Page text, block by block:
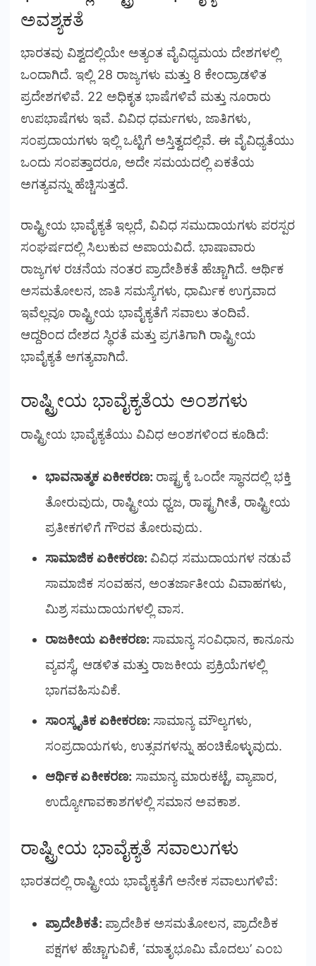
ಅವಶ್ಯಕತೆ
ಭಾರತವು ವಿಶ್ವದಲ್ಲಿಯೇ ಅತ್ಯಂತ ವೈವಿಧ್ಯಮಯ ದೇಶಗಳಲ್ಲಿ
ಒಂದಾಗಿದೆ. ಇಲ್ಲಿ 28 ರಾಜ್ಯಗಳು ಮತ್ತು 8 ಕೇಂದ್ರಾಡಳಿತ
ಪ್ರದೇಶಗಳಿವೆ. 22 ಅಧಿಕೃತ ಭಾಷೆಗಳಿವೆ ಮತ್ತು ನೂರಾರು
ಉಪಭಾಷೆಗಳು ಇವೆ. ವಿವಿಧ ಧರ್ಮಗಳು, ಜಾತಿಗಳು,
ಸಂಪ್ರದಾಯಗಳು ಇಲ್ಲಿ ಒಟ್ಟಿಗೆ ಅಸ್ತಿತ್ವದಲ್ಲಿವೆ. ಈ ವೈವಿಧ್ಯತೆಯು
ಒಂದು ಸಂಪತ್ತಾದರೂ, ಅದೇ ಸಮಯದಲ್ಲಿ ಏಕತೆಯ
ಅಗತ್ಯವನ್ನು ಹೆಚ್ಚಿಸುತ್ತದೆ.
ರಾಷ್ಟ್ರೀಯ ಭಾವೈಕ್ಯತೆ ಇಲ್ಲದೆ, ವಿವಿಧ ಸಮುದಾಯಗಳು ಪರಸ್ಪರ
ಸಂಘರ್ಷದಲ್ಲಿ ಸಿಲುಕುವ ಅಪಾಯವಿದೆ. ಭಾಷಾವಾರು
ರಾಜ್ಯಗಳ ರಚನೆಯ ನಂತರ ಪ್ರಾದೇಶಿಕತೆ ಹೆಚ್ಚಾಗಿದೆ. ಆರ್ಥಿಕ
ಅಸಮತೋಲನ, ಜಾತಿ ಸಮಸ್ಯೆಗಳು, ಧಾರ್ಮಿಕ ಉಗ್ರವಾದ
ಇವೆಲ್ಲವೂ ರಾಷ್ಟ್ರೀಯ ಭಾವೈಕ್ಯತೆಗೆ ಸವಾಲು ತಂದಿವೆ.
ಆದ್ದರಿಂದ ದೇಶದ ಸ್ಥಿರತೆ ಮತ್ತು ಪ್ರಗತಿಗಾಗಿ ರಾಷ್ಟ್ರೀಯ
ಭಾವೈಕ್ಯತೆ ಅಗತ್ಯವಾಗಿದೆ.
ರಾಷ್ಟ್ರೀಯ ಭಾವೈಕ್ಯತೆಯ ಅಂಶಗಳು
ರಾಷ್ಟ್ರೀಯ ಭಾವೈಕ್ಯತೆಯು ವಿವಿಧ ಅಂಶಗಳಿಂದ ಕೂಡಿದೆ:
ಭಾವನಾತ್ಮಕ ಏಕೀಕರಣ: ರಾಷ್ಟ್ರಕ್ಕೆ ಒಂದೇ ಸ್ಥಾನದಲ್ಲಿ ಭಕ್ತಿ
ತೋರುವುದು, ರಾಷ್ಟ್ರೀಯ ಧ್ವಜ, ರಾಷ್ಟ್ರಗೀತೆ, ರಾಷ್ಟ್ರೀಯ
ಪ್ರತೀಕಗಳಿಗೆ ಗೌರವ ತೋರುವುದು.
ಸಾಮಾಜಿಕ ಏಕೀಕರಣ:ವಿವಿಧ ಸಮುದಾಯಗಳ ನಡುವೆ
ಸಾಮಾಜಿಕ ಸಂವಹನ, ಅಂತರ್ಜಾತೀಯ ವಿವಾಹಗಳು,
ಮಿಶ್ರ ಸಮುದಾಯಗಳಲ್ಲಿ ವಾಸ.
ರಾಜಕೀಯ ಏಕೀಕರಣ: ಸಾಮಾನ್ಯ ಸಂವಿಧಾನ, ಕಾನೂನು
ವ್ಯವಸ್ಥೆ, ಆಡಳಿತ ಮತ್ತು ರಾಜಕೀಯ ಪ್ರಕ್ರಿಯೆಗಳಲ್ಲಿ
ಭಾಗವಹಿಸುವಿಕೆ.
ಸಾಂಸ್ಕೃತಿಕ ಏಕೀಕರಣ: ಸಾಮಾನ್ಯ ಮೌಲ್ಯಗಳು,
ಸಂಪ್ರದಾಯಗಳು, ಉತ್ಸವಗಳನ್ನು ಹಂಚಿಕೊಳ್ಳುವುದು.
ಆರ್ಥಿಕ ಏಕೀಕರಣ: ಸಾಮಾನ್ಯ ಮಾರುಕಟ್ಟೆ, ವ್ಯಾಪಾರ,
ಉದ್ಯೋಗಾವಕಾಶಗಳಲ್ಲಿ ಸಮಾನ ಅವಕಾಶ.
ರಾಷ್ಟ್ರೀಯ ಭಾವೈಕ್ಯತೆ ಸವಾಲುಗಳು
ಭಾರತದಲ್ಲಿ ರಾಷ್ಟ್ರೀಯ ಭಾವೈಕ್ಯತೆಗೆ ಅನೇಕ ಸವಾಲುಗಳಿವೆ:
ಪ್ರಾದೇಶಿಕತೆ: ಪ್ರಾದೇಶಿಕ ಅಸಮತೋಲನ, ಪ್ರಾದೇಶಿಕ
ಪಕ್ಷಗಳ ಹೆಚ್ಚಾಗುವಿಕೆ, ‘ಮಾತೃಭೂಮಿ ಮೊದಲು’ ಎಂಬ